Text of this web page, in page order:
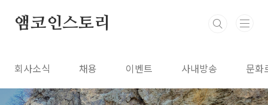
앰코인스토리
회사소식 채용 이벤트 사내방송 문화